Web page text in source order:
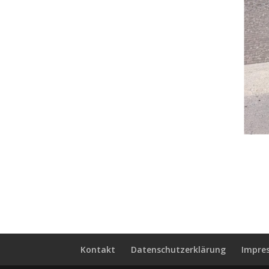
Kontakt Datenschutzerklärung